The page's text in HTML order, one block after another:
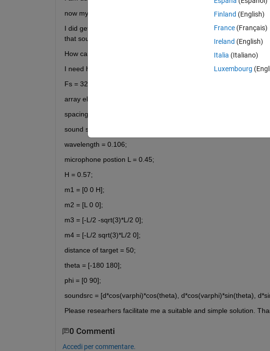
now my mentor want to validate the presence of drone (single
I did get useful frames and now i want apply this four microphone
that sound is coming form one single source.
How can i use these four channel data for beamfroming.
I need help and simple solution using conventional beamformer
Fs = 32000;
array elements = 4;
spacing of microphone = 0.5;
sound speed= 343;
wavelength = 0.106;
microphone postion L = 0.45;
H = 0.57;
m1 = [0 0 H];
m2 = [L 0 0];
m3 = [-L/2 -sqrt(3)*L/2 0];
m4 = [-L/2 sqrt(3)*L/2 0];
distance of target = 50;
theta = [-180 180];
phi = [0 90];
soundsrc = [d*cos(varphi)*cos(theta), d*cos(varphi)*sin(theta),
Please researhers facilitate me a suitable and simple solution.
0 Commenti
Accedi per commentare.
Finland (English)
France (Français)
Ireland (English)
Italia (Italiano)
Luxembourg